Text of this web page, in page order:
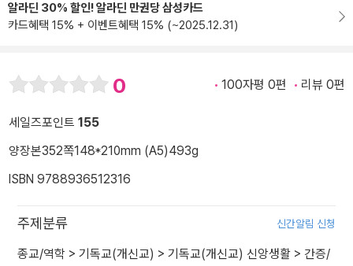
알라딘 30% 할인! 알라딘 만권당 삼성카드
카드혜택 15% + 이벤트혜택 15% (~2025.12.31)
0 100자평 0편 리뷰 0편
세일즈포인트 155
양장본352쪽148*210mm (A5)493g
ISBN 9788936512316
주제분류 신간알림 신청
종교/역학 > 기독교(개신교) > 기독교(개신교) 신앙생활 > 간증/